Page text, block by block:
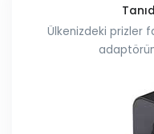
Ülkenizdeki prizler